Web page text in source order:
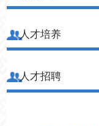
人才培养
人才招聘